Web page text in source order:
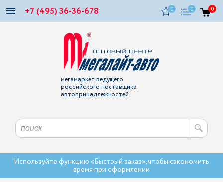
+7 (495) 36-36-678 0 0 0
мегамаркет ведущего
российского поставщика
автопринадлежностей
Используйте функцию «Быстрый заказ», чтобы сэкономить
время при оформлении